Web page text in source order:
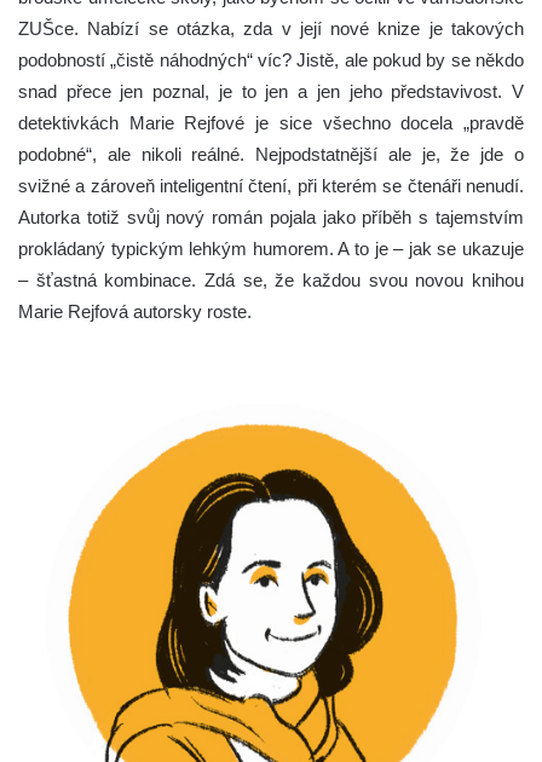
ZUŠce. Nabízí se otázka, zda v její nové knize je takových
podobností „čistě náhodných“ víc? Jistě, ale pokud by se někdo
snad přece jen poznal, je to jen a jen jeho představivost. V
detektivkách Marie Rejfové je sice všechno docela „pravdě
podobné“, ale nikoli reálné. Nejpodstatnější ale je, že jde o
svižné a zároveň inteligentní čtení, při kterém se čtenáři nenudí.
Autorka totiž svůj nový román pojala jako příběh s tajemstvím
prokládaný typickým lehkým humorem. A to je – jak se ukazuje
– šťastná kombinace. Zdá se, že každou svou novou knihou
Marie Rejfová autorsky roste.